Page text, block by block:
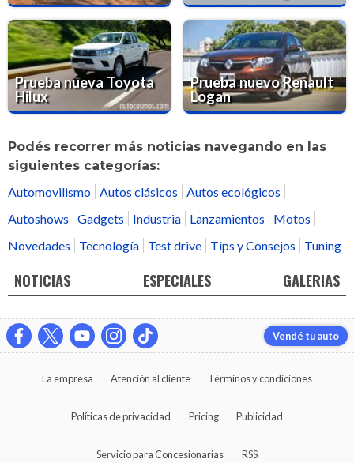
Prueba nueva Toyota
Hilux
Prueba nuevo Renault
Logan
Podés recorrer más noticias navegando en las
siguientes categorías:
Automovilismo
Autos clásicos
Autos ecológicos
Autoshows
Gadgets Industria Lanzamientos
Motos
Novedades
Tecnología Test drive Tips y Consejos Tuning
NOTICIAS ESPECIALES GALERIAS
Vendé tu auto
La empresa Atención al cliente Términos y condiciones
Políticas de privacidad Pricing Publicidad
Servicio para Concesionarias RSS